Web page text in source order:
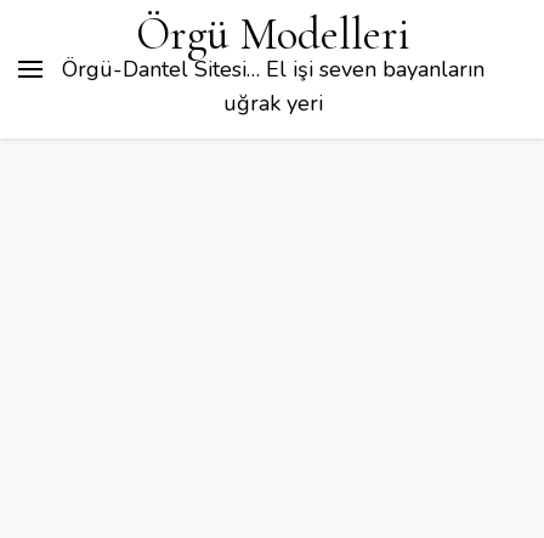
Örgü Modelleri
Örgü-Dantel Sitesi… El işi seven bayanların
uğrak yeri